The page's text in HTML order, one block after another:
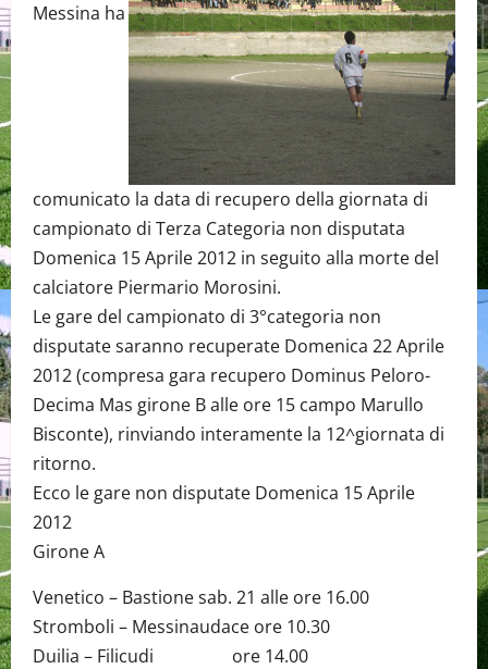
Messina ha
comunicato la data di recupero della giornata di
campionato di Terza Categoria non disputata
Domenica 15 Aprile 2012 in seguito alla morte del
calciatore Piermario Morosini.
Le gare del campionato di 3°categoria non
disputate saranno recuperate Domenica 22 Aprile
2012 (compresa gara recupero Dominus Peloro-
Decima Mas girone B alle ore 15 campo Marullo
Bisconte), rinviando interamente la 12^giornata di
ritorno.
Ecco le gare non disputate Domenica 15 Aprile
2012
Girone A
Venetico – Bastione sab. 21 alle ore 16.00
Stromboli – Messinaudace ore 10.30
Duilia – Filicudi ore 14.00